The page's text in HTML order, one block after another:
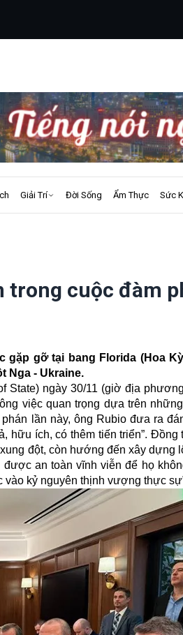
Giải Trí Đời Sống Ẩm Thực Sức
trong cuộc đàm
gỡ tại bang Florida (Hoa
Nga - Ukraine.
State) ngày 30/11 (giờ địa
việc quan trọng dựa trên
lần này, ông Rubio đưa ra
hữu ích, có thêm tiến triển”.
đột, còn hướng đến xây dựng
được an toàn vĩnh viễn để họ
kỷ nguyên thịnh vượng thực